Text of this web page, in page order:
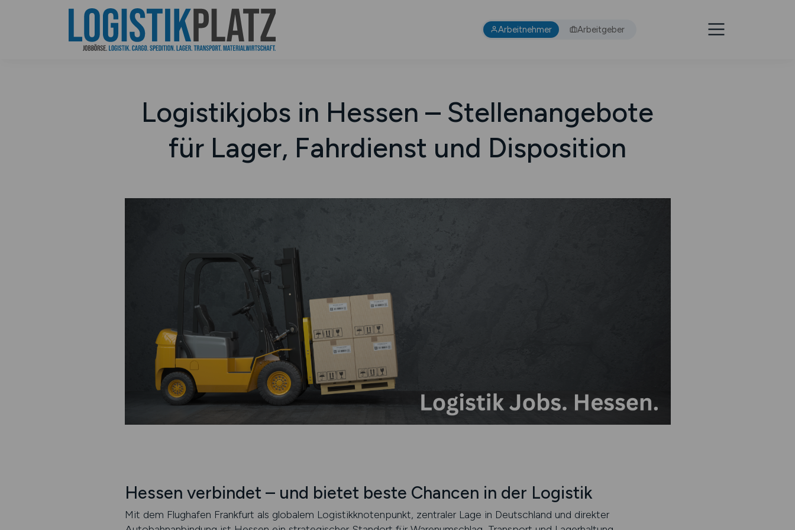
Arbeitnehmer Arbeitgeber
Logistikjobs in Hessen – Stellenangebote
für Lager, Fahrdienst und Disposition
Hessen verbindet – und bietet beste Chancen in der Logistik
Mit dem Flughafen Frankfurt als globalem Logistikknotenpunkt, zentraler Lage in Deutschland und direkter